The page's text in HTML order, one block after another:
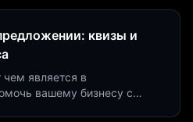
квизы и
чем является в
вашему бизнесу с